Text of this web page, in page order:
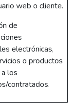
web o cliente.
de
electrónicas,
o productos
los
contratados.